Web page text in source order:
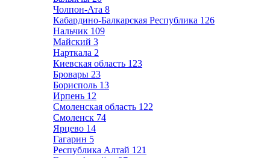
Чолпон-Ата 8
Кабардино-Балкарская Республика 126
Нальчик 109
Майский 3
Нарткала 2
Киевская область 123
Бровары 23
Борисполь 13
Ирпень 12
Смоленская область 122
Смоленск 74
Ярцево 14
Гагарин 5
Республика Алтай 121